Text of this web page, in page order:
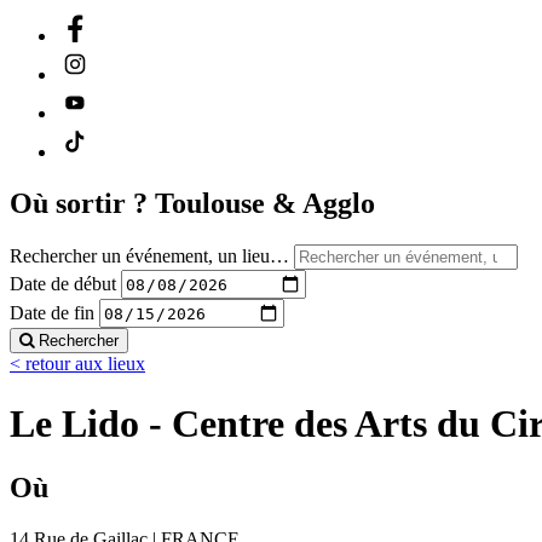
Où sortir ? Toulouse & Agglo
Rechercher un événement, un lieu…
Date de début
Date de fin
Rechercher
< retour aux lieux
Le Lido - Centre des Arts du
Où